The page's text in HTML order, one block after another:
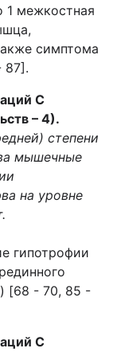
1 межкостная
симптома
87].
С
– 4).
степени
мышечные
на уровне
гипотрофии
[68 - 70, 85 -
С